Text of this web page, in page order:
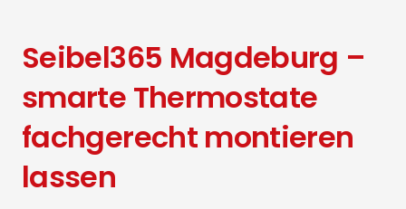
Seibel365 Magdeburg –
smarte Thermostate
fachgerecht montieren
lassen